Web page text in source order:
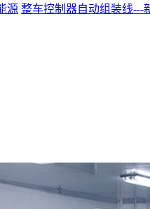
源 整车控制器自动组装线---